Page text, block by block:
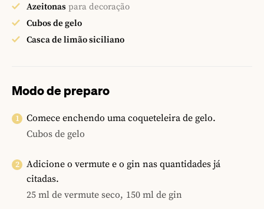
Azeitonas para decoração
Cubos de gelo
Casca de limão siciliano
Modo de preparo
Comece enchendo uma coqueteleira de gelo.
Cubos de gelo
Adicione o vermute e o gin nas quantidades já
citadas.
25 ml de vermute seco, 150 ml de gin